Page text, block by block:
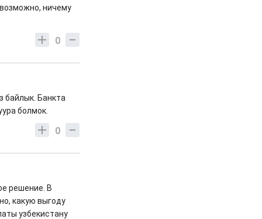
ничему
0
байлык. Банкта
болмок.
0
решение. В
какую выгоду
узбекистану